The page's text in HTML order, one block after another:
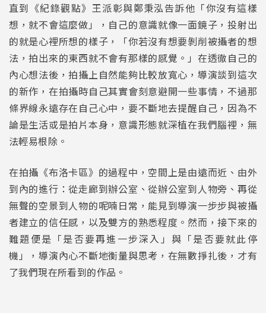
直到《紀錄觀點》王派彰與鄭秉泓告訴他「你沒有這樣
想，就不會這麼做」，自己的意識就像一面鏡子，投射出
的就是心裡所想的樣子，「你若沒有想要剝削被攝者的想
法，拍出來的東西就不會有那樣的感覺。」在透徹自己的
內心想法後，拍攝上自然能夠比較放寬心，導演談到這次
的新作，在拍攝時自己其實會刻意避開一些事情，不過那
條界線永遠存在自己心中，要不斷地去提醒自己，因為不
論是生活或是拍片本身，意識形態就深植在我們腦裡，無
法輕易根除。
在拍攝《布洛卡區》的過程中，空間上是由遠而近、由外
到內的進行：從走廊到辦公室、從辦公室到人物旁、再從
無聲的空景到人物的呢喃日常，能見到導演一步步與被攝
者建立的信任感，以及雙方的熟悉程度。然而，接下來的
難題便是「是否要再進一步深入」與「是否要就此停
機」，導演內心不斷地衡量與思考，在無數掙扎後，才有
了我們現在所看到的作品。